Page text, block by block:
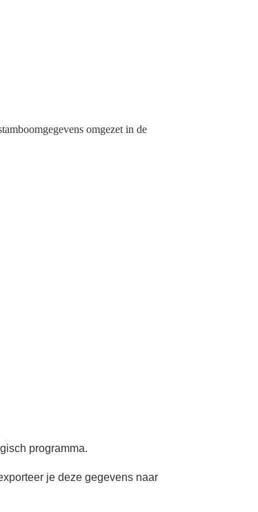
omgezet in de
programma.
je deze gegevens naar